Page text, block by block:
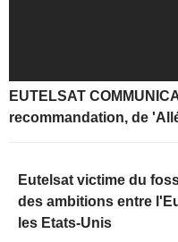
EUTELSAT
recommandation, de
Eutelsat victime du
des ambitions entre
les Etats-Unis